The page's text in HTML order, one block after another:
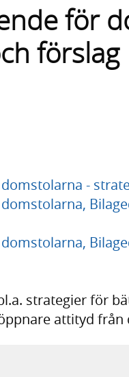
för
förslag
-
strategier för
attityd